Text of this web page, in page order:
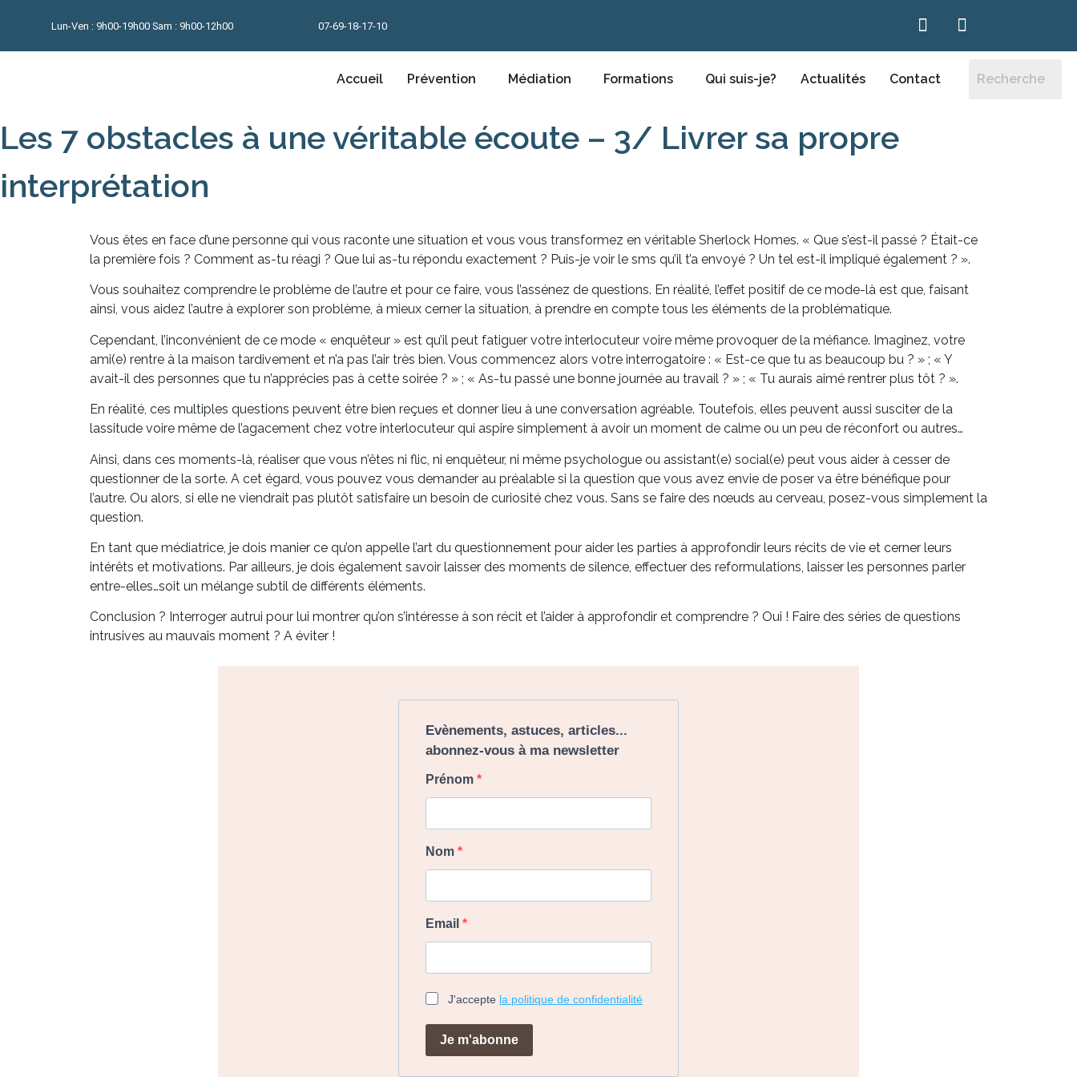
Lun-Ven : 9h00-19h00 Sam : 9h00-12h00 07-69-18-17-10
Accueil Prévention Médiation Formations Qui suis-je? Actualités Contact
Les 7 obstacles à une véritable écoute – 3/ Livrer sa propre
interprétation
Vous êtes en face d’une personne qui vous raconte une situation et vous vous transformez en véritable Sherlock Homes. « Que s’est-il passé ? Était-ce
la première fois ? Comment as-tu réagi ? Que lui as-tu répondu exactement ? Puis-je voir le sms qu’il t’a envoyé ? Un tel est-il impliqué également ? ».
Vous souhaitez comprendre le problème de l’autre et pour ce faire, vous l’assénez de questions. En réalité, l’effet positif de ce mode-là est que, faisant
ainsi, vous aidez l’autre à explorer son problème, à mieux cerner la situation, à prendre en compte tous les éléments de la problématique.
Cependant, l’inconvénient de ce mode « enquêteur » est qu’il peut fatiguer votre interlocuteur voire même provoquer de la méfiance. Imaginez, votre
ami(e) rentre à la maison tardivement et n’a pas l’air très bien. Vous commencez alors votre interrogatoire : « Est-ce que tu as beaucoup bu ? » ; « Y
avait-il des personnes que tu n’apprécies pas à cette soirée ? » ; « As-tu passé une bonne journée au travail ? » ; « Tu aurais aimé rentrer plus tôt ? ».
En réalité, ces multiples questions peuvent être bien reçues et donner lieu à une conversation agréable. Toutefois, elles peuvent aussi susciter de la
lassitude voire même de l’agacement chez votre interlocuteur qui aspire simplement à avoir un moment de calme ou un peu de réconfort ou autres…
Ainsi, dans ces moments-là, réaliser que vous n’êtes ni flic, ni enquêteur, ni même psychologue ou assistant(e) social(e) peut vous aider à cesser de
questionner de la sorte. A cet égard, vous pouvez vous demander au préalable si la question que vous avez envie de poser va être bénéfique pour
l’autre. Ou alors, si elle ne viendrait pas plutôt satisfaire un besoin de curiosité chez vous. Sans se faire des nœuds au cerveau, posez-vous simplement la
question.
En tant que médiatrice, je dois manier ce qu’on appelle l’art du questionnement pour aider les parties à approfondir leurs récits de vie et cerner leurs
intérêts et motivations. Par ailleurs, je dois également savoir laisser des moments de silence, effectuer des reformulations, laisser les personnes parler
entre-elles…soit un mélange subtil de différents éléments.
Conclusion ? Interroger autrui pour lui montrer qu’on s’intéresse à son récit et l’aider à approfondir et comprendre ? Oui ! Faire des séries de questions
intrusives au mauvais moment ? A éviter !
Evènements, astuces, articles...
abonnez-vous à ma newsletter
Prénom
Nom
Email
J'accepte la politique de confidentialité
Je m'abonne